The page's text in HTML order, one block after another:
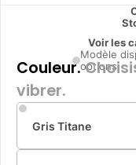
Voir les
Modèle
options
Couleur.
vibrer.
Gris Titane